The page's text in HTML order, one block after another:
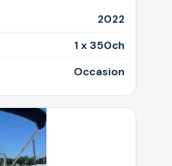
2022
1 x 350ch
Occasion